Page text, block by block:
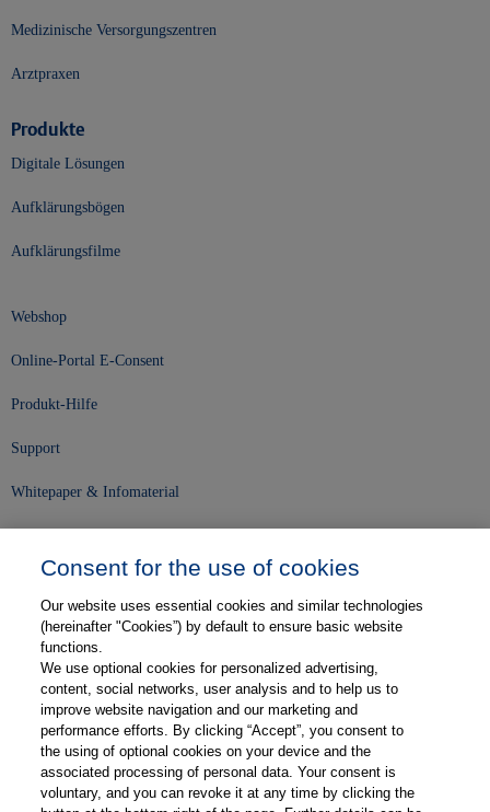
Medizinische Versorgungszentren
Arztpraxen
Produkte
Digitale Lösungen
Aufklärungsbögen
Aufklärungsfilme
Webshop
Online-Portal E-Consent
Produkt-Hilfe
Support
Whitepaper & Infomaterial
Karriere
Kontakt
Web-Semniare
Anwenderberichte
Partner
Consent for the use of cookies
Our website uses essential cookies and similar technologies
(hereinafter "Cookies”) by default to ensure basic website
functions.
We use optional cookies for personalized advertising,
content, social networks, user analysis and to help us to
improve website navigation and our marketing and
performance efforts. By clicking “Accept”, you consent to
the using of optional cookies on your device and the
associated processing of personal data. Your consent is
voluntary, and you can revoke it at any time by clicking the